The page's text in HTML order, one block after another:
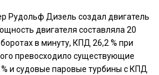
Рудольф Дизель создал двигатель
двигателя составляла 20
в минуту, КПД 26,2 % при
превосходило существующие
и судовые паровые турбины с КПД